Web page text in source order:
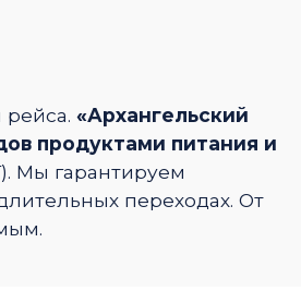
«Архангельский
продуктами питания и
Мы гарантируем
переходах. От